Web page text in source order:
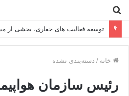
خانه / دسته‌بندی نشده
رئیس سازمان